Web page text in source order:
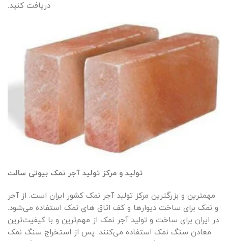
دریافت کنید.
تولید و مرکز تولید آجر نمک بیوتی سالت
مهمترین و بزرگترین مرکز تولید آجر نمک کشور ایران است. از آجر
و نمک برای ساخت دیوارها و کف اتاق های نمک استفاده می‌شود.
در ایران برای ساخت و تولید آجر نمک از مهم‌ترین و با کیفیت‌ترین
معادن سنگ نمک استفاده می‌کنند. پس از استخراج سنگ نمک